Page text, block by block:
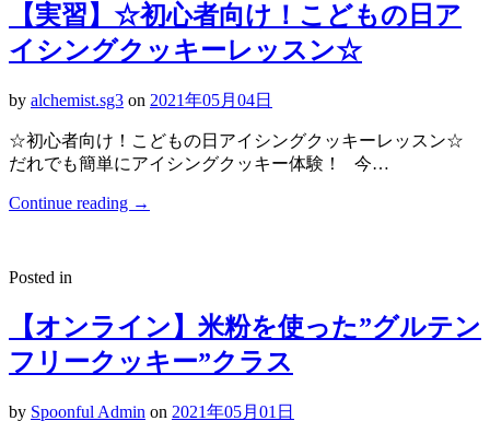
【実習】☆初心者向け！こどもの日ア
イシングクッキーレッスン☆
by alchemist.sg3 on 2021年05月04日
☆初心者向け！こどもの日アイシングクッキーレッスン☆
だれでも簡単にアイシングクッキー体験！ 今…
Continue reading →
Posted in
【オンライン】米粉を使った”グルテン
フリークッキー”クラス
by Spoonful Admin on 2021年05月01日